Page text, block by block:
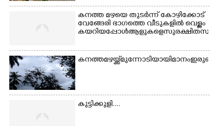
കനത്ത മഴയെ തുടർന്ന് കോഴിക്കോട്
വേങ്ങേരി ഭാഗത്തെ വീടുകളിൽ വെള്ളം
കയറിയപ്പോൾ ആളുകളെ സുരക്ഷിത
കനത്ത മഴയ്ക്ക് മുന്നോടിയായി മാനം
കുട്ടിക്കുളി....